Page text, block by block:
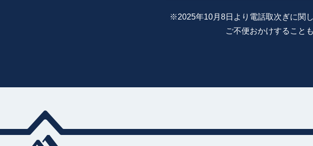
※2025年10月8日より電話取次ぎに関
ご不便おかけすること